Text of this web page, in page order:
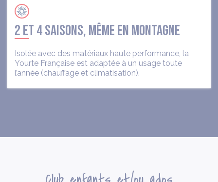
2 ET 4 SAISONS, MÊME EN MONTAGNE
Isolée avec des matériaux haute performance, la
Yourte Française est adaptée à un usage toute
l’année (chauffage et climatisation).